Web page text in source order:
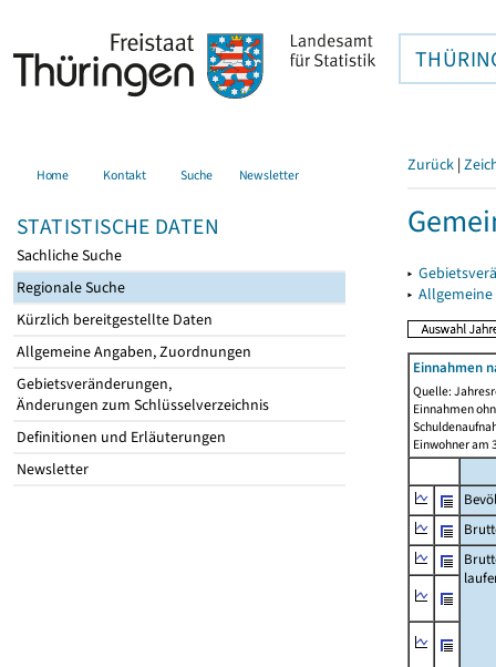
Home Kontakt Suche Newsletter
STATISTISCHE DATEN
Sachliche Suche
Regionale Suche
Kürzlich bereitgestellte Daten
Allgemeine Angaben, Zuordnungen
Gebietsveränderungen,
Änderungen zum Schlüsselverzeichnis
Definitionen und Erläuterungen
Newsletter
Zurück |
▸
▸
Einnahmen
Quelle:
Einnahmen
Einwohner am